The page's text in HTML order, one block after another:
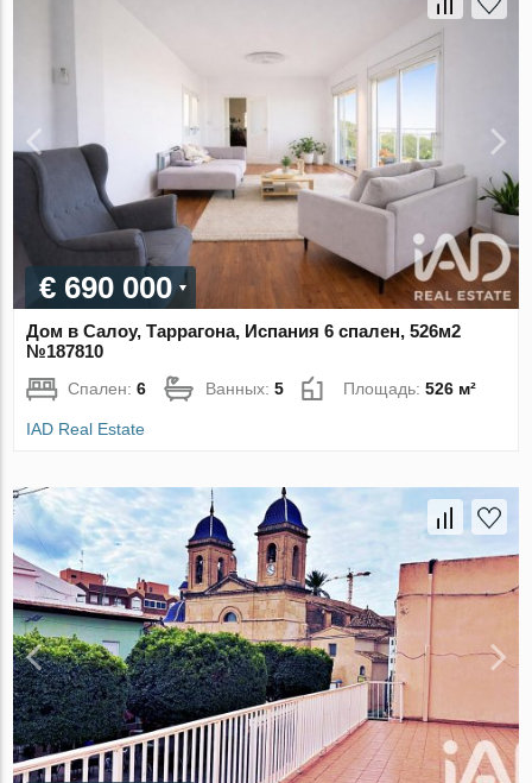
€ 690 000
Дом в Салоу, Таррагона, Испания 6 спален, 526м2
№187810
Спален:6 Ванных:5 Площадь:526 м²
IAD Real Estate